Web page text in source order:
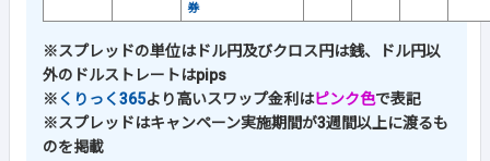
券
※スプレッドの単位はドル円及びクロス円は銭、ドル円以
外のドルストレートはpips
※ くりっく365より高いスワップ金利はピンク色で表記
※スプレッドはキャンペーン実施期間が3週間以上に渡るも
のを掲載